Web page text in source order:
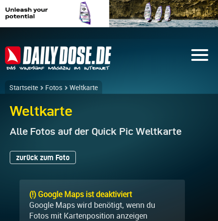
Startseite Fotos Weltkarte
Weltkarte
Alle Fotos auf der Quick Pic Weltkarte
zurück zum Foto
(!) Google Maps ist deaktiviert
Google Maps wird benötigt, wenn du
Fotos mit Kartenposition anzeigen